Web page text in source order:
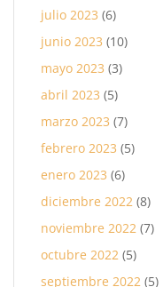
julio 2023 (6)
junio 2023 (10)
mayo 2023 (3)
abril 2023 (5)
marzo 2023 (7)
febrero 2023 (5)
enero 2023 (6)
diciembre 2022 (8)
noviembre 2022 (7)
octubre 2022 (5)
septiembre 2022 (5)